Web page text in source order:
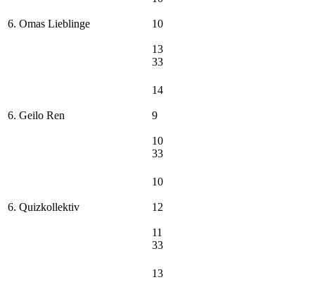
6. Omas Lieblinge 10
13
33
6. Geilo Ren
14
9
10
33
6. Quizkollektiv
10
12
11
33
13